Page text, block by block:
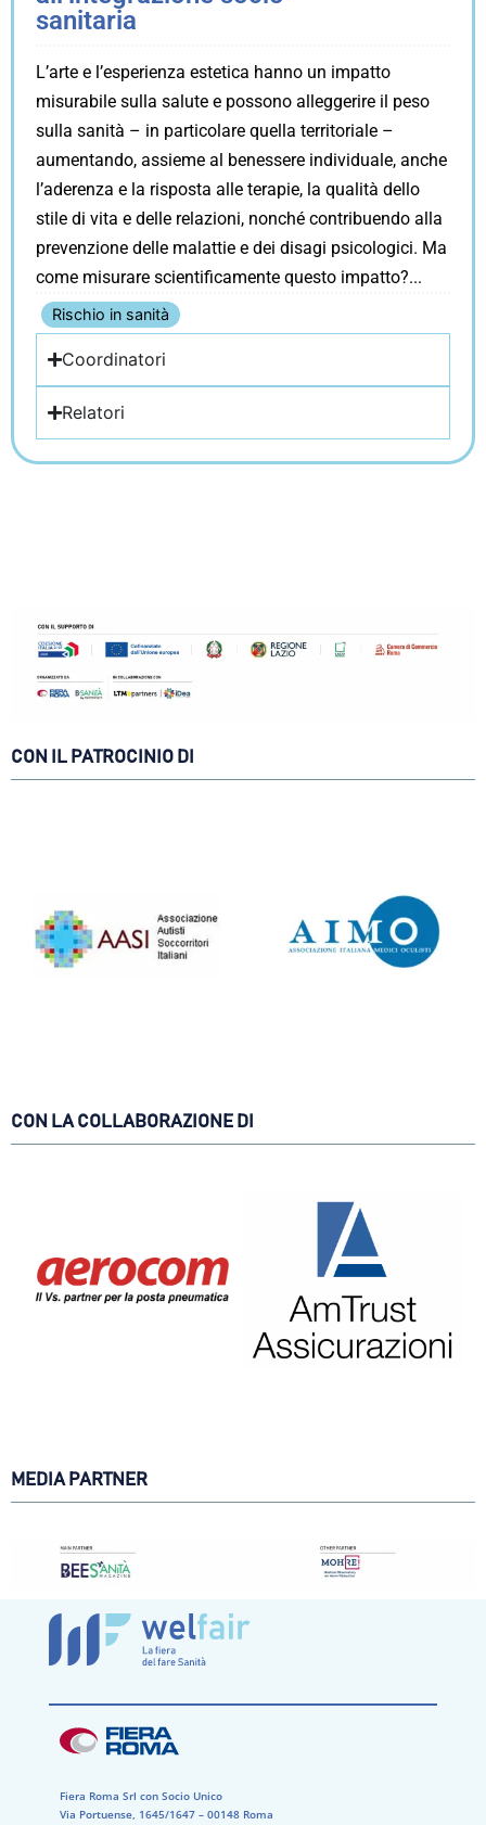
sanitaria
L’arte e l’esperienza estetica hanno un impatto
misurabile sulla salute e possono alleggerire il peso
sulla sanità – in particolare quella territoriale –
aumentando, assieme al benessere individuale, anche
l’aderenza e la risposta alle terapie, la qualità dello
stile di vita e delle relazioni, nonché contribuendo alla
prevenzione delle malattie e dei disagi psicologici. Ma
come misurare scientificamente questo impatto?
Rischio in sanità
Coordinatori
Relatori
CON IL PATROCINIO DI
CON LA COLLABORAZIONE DI
MEDIA PARTNER
Fiera Roma Srl con Socio Unico
Via Portuense, 1645/1647 – 00148 Roma